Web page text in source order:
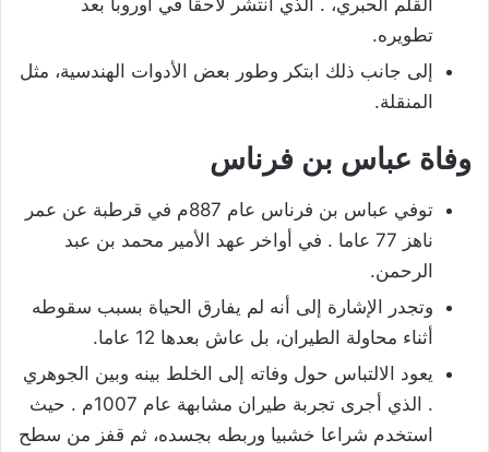
القلم الحبري، . الذي انتشر لاحقا في أوروبا بعد
تطويره.
إلى جانب ذلك ابتكر وطور بعض الأدوات الهندسية، مثل
المنقلة.
وفاة عباس بن فرناس
توفي عباس بن فرناس عام 887م في قرطبة عن عمر
ناهز 77 عاما . في أواخر عهد الأمير محمد بن عبد
الرحمن.
وتجدر الإشارة إلى أنه لم يفارق الحياة بسبب سقوطه
أثناء محاولة الطيران، بل عاش بعدها 12 عاما.
يعود الالتباس حول وفاته إلى الخلط بينه وبين الجوهري
. الذي أجرى تجربة طيران مشابهة عام 1007م . حيث
استخدم شراعا خشبيا وربطه بجسده، ثم قفز من سطح